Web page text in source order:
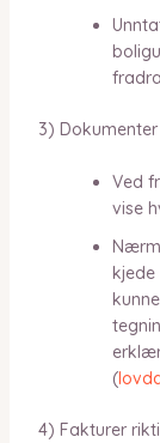
3)
Ved
vise
(
4) Fakturer